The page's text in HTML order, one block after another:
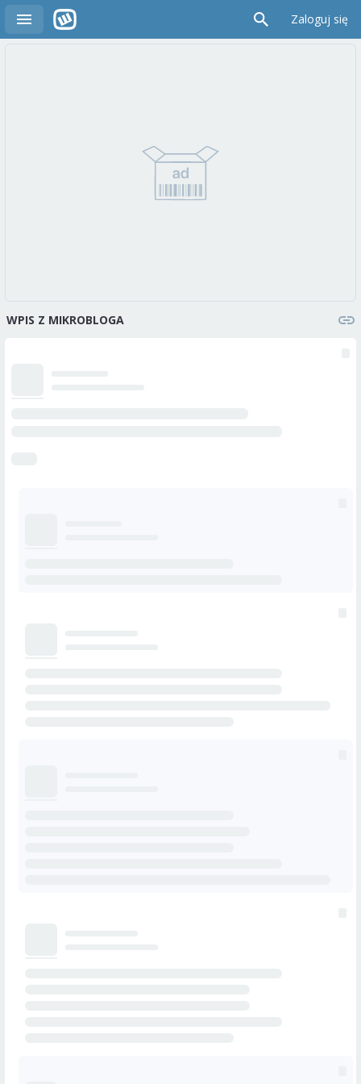
Zaloguj się
WPIS Z MIKROBLOGA